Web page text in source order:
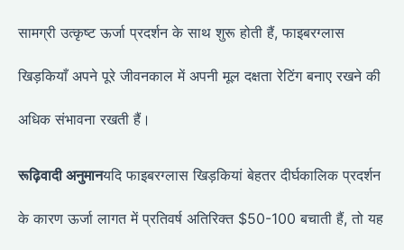
सामग्री उत्कृष्ट ऊर्जा प्रदर्शन के साथ शुरू होती हैं, फाइबरग्लास
खिड़कियाँ अपने पूरे जीवनकाल में अपनी मूल दक्षता रेटिंग बनाए रखने की
अधिक संभावना रखती हैं।
रूढ़िवादी अनुमानयदि फाइबरग्लास खिड़कियां बेहतर दीर्घकालिक प्रदर्शन
के कारण ऊर्जा लागत में प्रतिवर्ष अतिरिक्त $50-100 बचाती हैं, तो यह